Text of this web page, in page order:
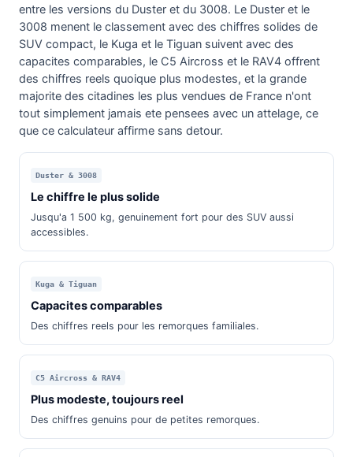
entre les versions du Duster et du 3008. Le Duster et le
3008 menent le classement avec des chiffres solides de
SUV compact, le Kuga et le Tiguan suivent avec des
capacites comparables, le C5 Aircross et le RAV4 offrent
des chiffres reels quoique plus modestes, et la grande
majorite des citadines les plus vendues de France n'ont
tout simplement jamais ete pensees avec un attelage, ce
que ce calculateur affirme sans detour.
Duster & 3008
Le chiffre le plus solide
Jusqu'a 1 500 kg, genuinement fort pour des SUV aussi
accessibles.
Kuga & Tiguan
Capacites comparables
Des chiffres reels pour les remorques familiales.
C5 Aircross & RAV4
Plus modeste, toujours reel
Des chiffres genuins pour de petites remorques.